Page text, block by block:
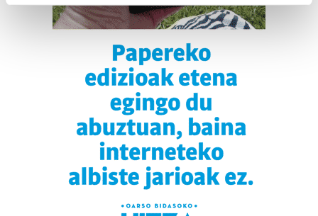
Find out more about how your personal data is processed
and set your preferences in thedetails section.
Guk eta gure bazkideek zure datu pertsonalak
prozesatzen ditugu, zure IP zenbakia, besteak beste,
teknologia erabiliz, cookieak adibidez, iragarki eta eduki
pertsonalizatuak eskaintzeko, iragarkiak eta edukia
neurtzeko, jendeari buruzko informazioa biltzeko eta
produktuak garatzeko. Zure datuak nork eta zertarako
erabiltzen dituen hauta dezakezu.